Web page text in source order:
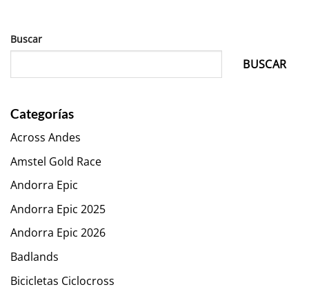
Buscar
BUSCAR
Categorías
Across Andes
Amstel Gold Race
Andorra Epic
Andorra Epic 2025
Andorra Epic 2026
Badlands
Bicicletas Ciclocross